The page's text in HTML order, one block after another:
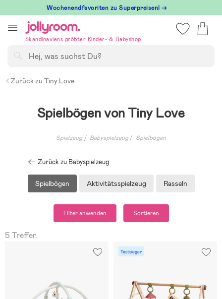
till
innehållet
Wochenendfavoriten zu Superpreisen! →
Skandinaviens größter Kinder- & Babyshop
Zurück zu Tiny Love
Spielbögen von Tiny Love
Spielzeug Babyspielzeug Spielbögen
Zurück zu Babyspielzeug
Spielbögen Aktivitätsspielzeug Rasseln
Filter anwenden Sortieren
5 Treffer.
Testsieger